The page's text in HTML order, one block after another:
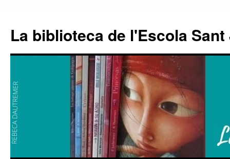
La biblioteca de l'Escola